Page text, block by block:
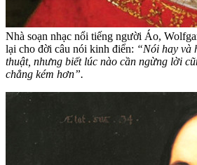
Nhà soạn nhạc nổi tiếng người Áo,
lại cho đời câu nói kinh điển: “Nói hay và
thuật, nhưng biết lúc nào cần ngừng lời
chẳng kém hơn”.